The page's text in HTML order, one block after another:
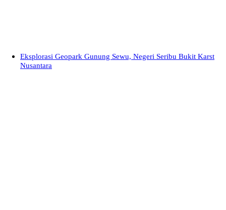
Eksplorasi Geopark Gunung Sewu, Negeri Seribu Bukit Karst
Nusantara